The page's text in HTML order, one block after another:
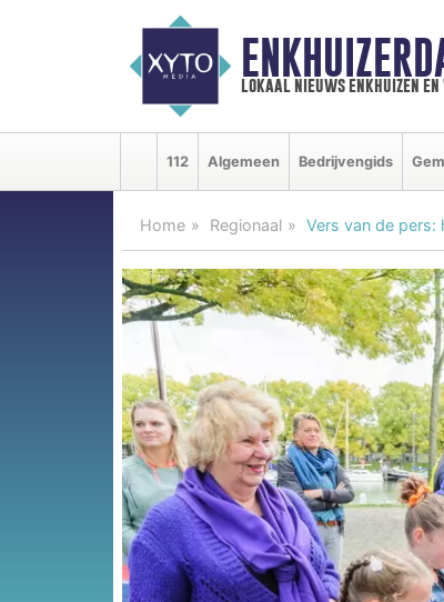
lokaal nieuws enkhuizen
112 Algemeen Bedrijvengids
Home Regionaal Vers van de pers: